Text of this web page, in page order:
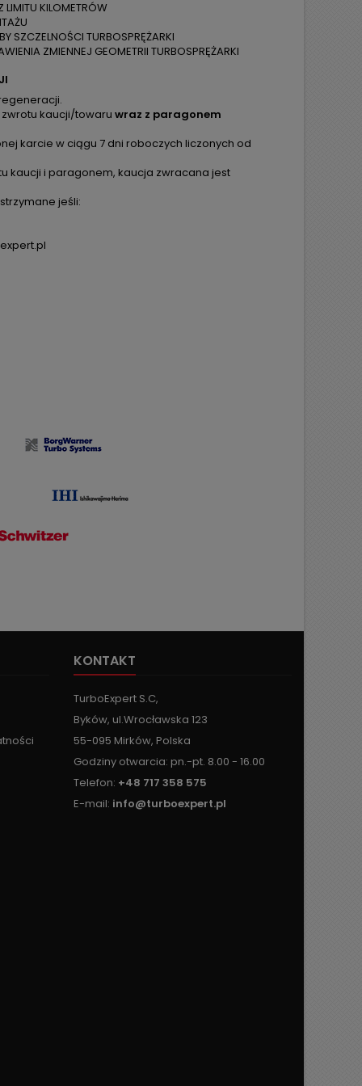
KILOMETRÓW
SZCZELNOŚCI TURBOSPRĘŻARKI
ZMIENNEJ GEOMETRII TURBOSPRĘŻARKI
zwrotu kaucji/towaru wraz z paragonem
karcie w ciągu 7 dni roboczych liczonych od
kaucji i paragonem, kaucja zwracana jest
jeśli:
KONTAKT
TurboExpert S.C,
Byków, ul.Wrocławska 123
55-095 Mirków, Polska
Godziny otwarcia: pn.-pt. 8.00 - 16.00
Telefon: +48 717 358 575
E-mail: info@turboexpert.pl